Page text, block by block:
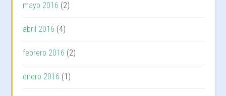
mayo 2016 (2)
abril 2016 (4)
febrero 2016 (2)
enero 2016 (1)